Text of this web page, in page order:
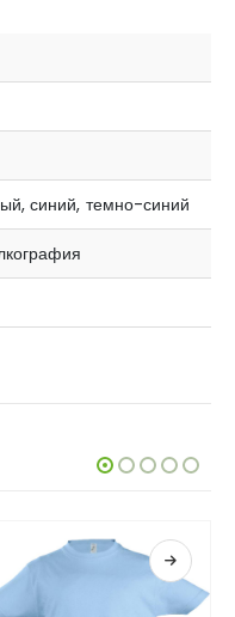
синий, темно-синий